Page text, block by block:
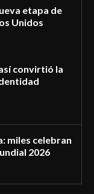
etapa de
Unidos
convirtió la
miles celebran
2026